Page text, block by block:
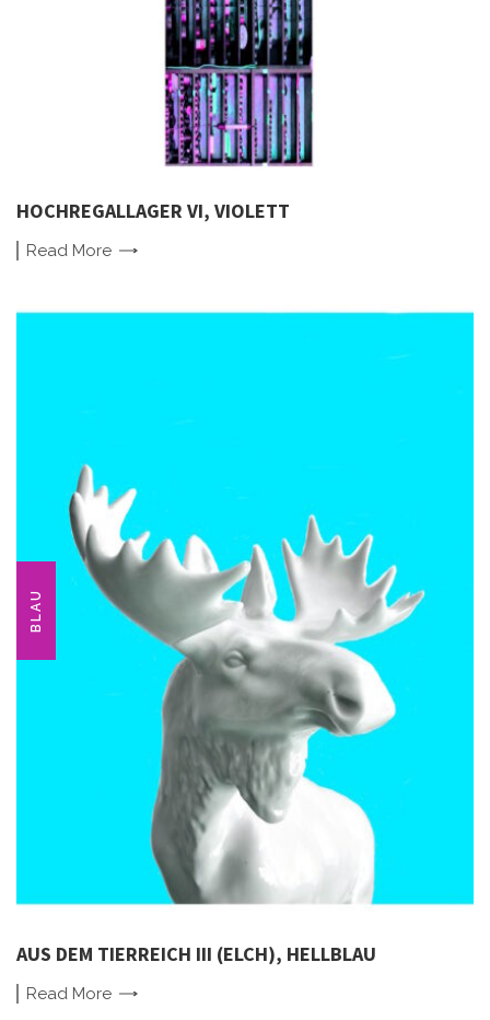
HOCHREGALLAGER VI, VIOLETT
Read More
BLAU
AUS DEM TIERREICH III (ELCH), HELLBLAU
Read More